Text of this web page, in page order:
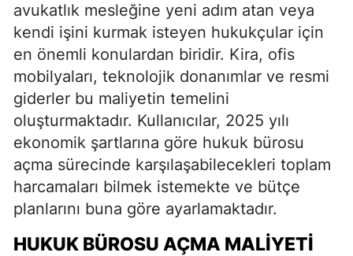
avukatlık mesleğine yeni adım atan veya
kendi işini kurmak isteyen hukukçular için
en önemli konulardan biridir. Kira, ofis
mobilyaları, teknolojik donanımlar ve resmi
giderler bu maliyetin temelini
oluşturmaktadır. Kullanıcılar, 2025 yılı
ekonomik şartlarına göre hukuk bürosu
açma sürecinde karşılaşabilecekleri toplam
harcamaları bilmek istemekte ve bütçe
planlarını buna göre ayarlamaktadır.
HUKUK BÜROSU AÇMA MALIYETI